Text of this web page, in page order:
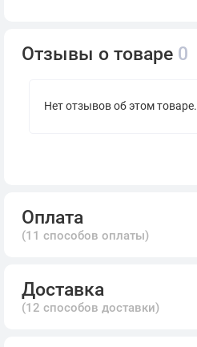
Отзывы о товаре 0
Нет отзывов об этом товаре.
Оплата
(11 способов оплаты)
Доставка
(12 способов доставки)